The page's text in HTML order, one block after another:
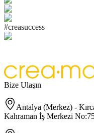
#creasuccess
Bize Ulaşın
Antalya (Merkez) -
Kahraman İş Merkezi